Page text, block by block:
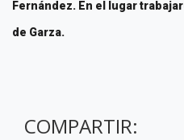
Fernández. En el lugar
de Garza.
COMPARTIR: